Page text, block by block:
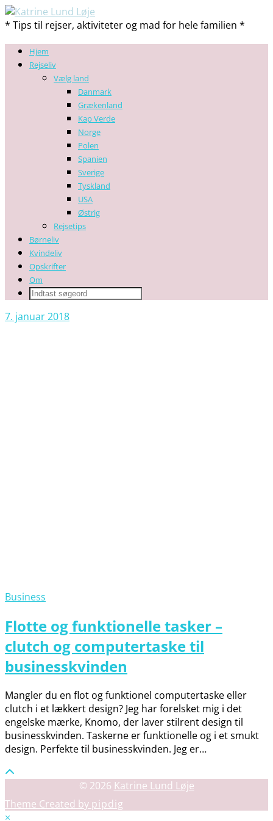
* Tips til rejser, aktiviteter og mad for hele familien *
Hjem
Rejseliv
Vælg land
Danmark
Grækenland
Kap Verde
Norge
Polen
Spanien
Sverige
Tyskland
USA
Østrig
Rejsetips
Børneliv
Kvindeliv
Opskrifter
Om
7. januar 2018
Business
Flotte og funktionelle tasker –
clutch og computertaske til
businesskvinden
Mangler du en flot og funktionel computertaske eller
clutch i et lækkert design? Jeg har forelsket mig i det
engelske mærke, Knomo, der laver stilrent design til
businesskvinden. Taskerne er funktionelle og i et smukt
design. Perfekte til businesskvinden. Jeg er…
© 2026 Katrine Lund Løje
Theme Created by pipdig
×